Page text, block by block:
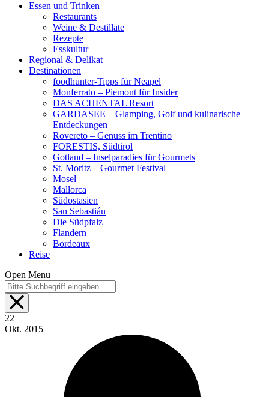
Essen und Trinken
Restaurants
Weine & Destillate
Rezepte
Esskultur
Regional & Delikat
Destinationen
foodhunter-Tipps für Neapel
Monferrato – Piemont für Insider
DAS ACHENTAL Resort
GARDASEE – Glamping, Golf und kulinarische
Entdeckungen
Rovereto – Genuss im Trentino
FORESTIS, Südtirol
Gotland – Inselparadies für Gourmets
St. Moritz – Gourmet Festival
Mosel
Mallorca
Südostasien
San Sebastián
Die Südpfalz
Flandern
Bordeaux
Reise
Open Menu
22
Okt. 2015